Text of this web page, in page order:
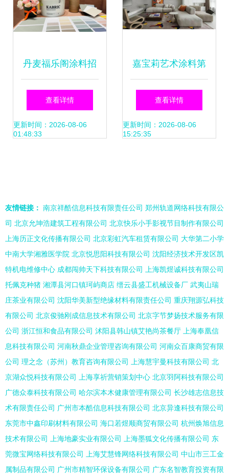
丹麦福乐阁涂料招
商暨新品发布会 革
新室内装饰施工新
查看详情
更新时间：2026-08-06
01:48:33
嘉宝莉艺术涂料第
十一项中国发明专
利 高塑性丝滑批刮
查看详情
更新时间：2026-08-06
15:25:35
友情链接： 南京祥酷信息科技有限责任公司 郑州轨道网络科技有限公
司 北京允坤浩建筑工程有限公司 北京快乐小手影视节目制作有限公司
上海历正文化传播有限公司 北京彩虹汽车租赁有限公司 大华第二小学
中南大学湘雅医学院 北京悦思阳科技有限公司 沈阳经济技术开发区凯
特机电维修中心 成都闯帅天下科技有限公司
上海凯煜诚科技有限公司
托佩克种猪 湘潭县河口镇珂屿商店 缙云县盛工机械设备厂 武夷山瑞
庄茶业有限公司 沈阳华美新型绝缘材料有限责任公司 重庆翔源弘科技
有限公司 北京俊驰刚成信息技术有限公司 北京字节梦扬技术服务有限
公司 浙江恒和食品有限公司 沭阳县韩山镇艾艳尚茶餐厅
上海奉凰信
息科技有限公司 河南秋鼎企业管理咨询有限公司 河南众百康商贸有限
公司 理之念（苏州）教育咨询有限公司 上海慧宇曼科技有限公司 北
京湖众悦科技有限公司
上海享祈营销策划中心 北京羽阿科技有限公司
广德众泰科技有限公司 哈尔滨本木健康管理有限公司 长沙雄志信息技
术有限责任公司 广州市本酷信息科技有限公司 北京异逢科技有限公司
东莞市中鑫印刷材料有限公司 海口若煜顺商贸有限公司 杭州焕旭信息
技术有限公司
上海地豪实业有限公司 上海墨狐文化传播有限公司 东
莞微宝网络科技有限公司
上海艾慧锋网络科技有限公司 中山市三工金
属制品有限公司 广州市精智环保设备有限公司 广东名智教育投资有限